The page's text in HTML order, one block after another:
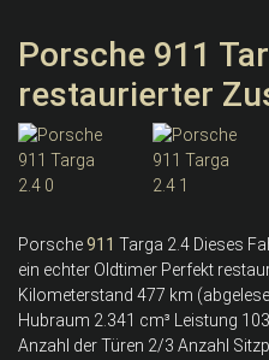
Porsche 911
restaurierter
Porsche911 Targa 2.4 Dieses
ein echter Oldtimer Perfekt
Kilometerstand 477 km
Hubraum 2.341 cm³ Leistung
Anzahl der Türen 2/3 Anzahl